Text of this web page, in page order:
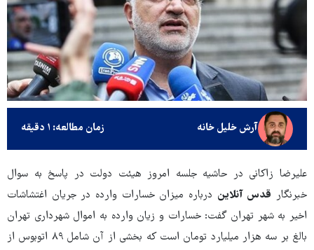
آرش خلیل خانه زمان مطالعه: ۱ دقیقه
علیرضا زاکانی در حاشیه جلسه امروز هیئت دولت در پاسخ به سوال
خبرنگار قدس آنلاین درباره میزان خسارات وارده در جریان اغتشاشات
اخیر به شهر تهران گفت: خسارات و زیان وارده به اموال شهرداری تهران
بالغ بر سه هزار میلیارد تومان است که بخشی از آن شامل ۸۹ اتوبوس از